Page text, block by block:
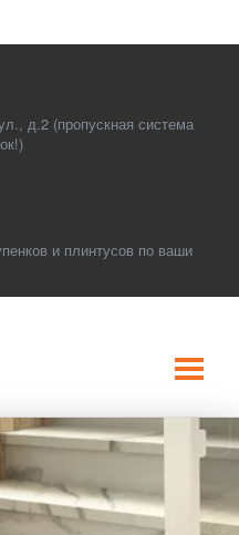
д.2 (пропускная система
и плинтусов по ваши